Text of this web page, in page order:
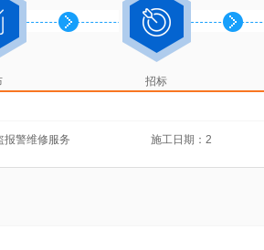
招标
报警维修服务 施工日期：2